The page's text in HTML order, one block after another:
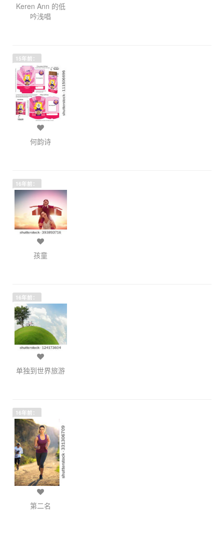
Keren Ann 的低
吟浅唱
15年前：
何韵诗
16年前：
孩童
16年前：
单独到世界旅游
16年前：
第二名